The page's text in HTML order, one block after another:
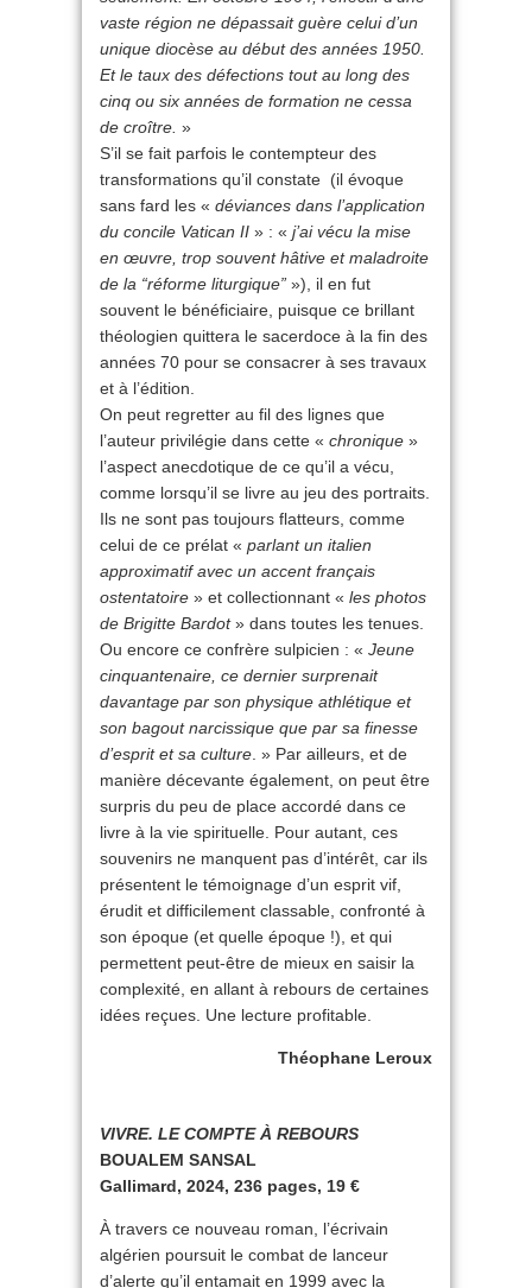
vaste région ne dépassait guère celui d’un
unique diocèse au début des années 1950.
Et le taux des défections tout au long des
cinq ou six années de formation ne cessa
de croître. »
S’il se fait parfois le contempteur des
transformations qu’il constate (il évoque
sans fard les « déviances dans l’application
du concile Vatican II » : « j’ai vécu la mise
en œuvre, trop souvent hâtive et maladroite
de la “réforme liturgique” »), il en fut
souvent le bénéficiaire, puisque ce brillant
théologien quittera le sacerdoce à la fin des
années 70 pour se consacrer à ses travaux
et à l’édition.
On peut regretter au fil des lignes que
l’auteur privilégie dans cette « chronique »
l’aspect anecdotique de ce qu’il a vécu,
comme lorsqu’il se livre au jeu des portraits.
Ils ne sont pas toujours flatteurs, comme
celui de ce prélat « parlant un italien
approximatif avec un accent français
ostentatoire » et collectionnant « les photos
de Brigitte Bardot» dans toutes les tenues.
Ou encore ce confrère sulpicien : « Jeune
cinquantenaire, ce dernier surprenait
davantage par son physique athlétique et
son bagout narcissique que par sa finesse
d’esprit et sa culture . » Par ailleurs, et de
manière décevante également, on peut être
surpris du peu de place accordé dans ce
livre à la vie spirituelle. Pour autant, ces
souvenirs ne manquent pas d’intérêt, car ils
présentent le témoignage d’un esprit vif,
érudit et difficilement classable, confronté à
son époque (et quelle époque !), et qui
permettent peut-être de mieux en saisir la
complexité, en allant à rebours de certaines
idées reçues. Une lecture profitable.
Théophane Leroux
VIVRE. LE COMPTE À REBOURS
BOUALEM SANSAL
Gallimard, 2024, 236 pages, 19 €
À travers ce nouveau roman, l’écrivain
algérien poursuit le combat de lanceur
d’alerte qu’il entamait en 1999 avec la